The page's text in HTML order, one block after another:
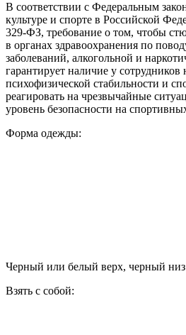
В соответствии с Федеральным
культуре и спорте в Российской
329-ФЗ, требование о том, чтобы
в органах здравоохранения по
заболеваний, алкогольной и
гарантирует наличие у сотрудников
психофизической стабильности и
реагировать на чрезвычайные
уровень безопасности на
Форма одежды:
Черный или белый верх, черный низ
Взять с собой: